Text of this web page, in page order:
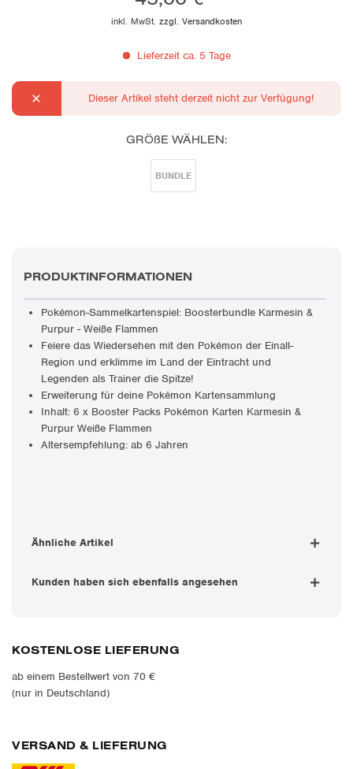
inkl. MwSt. zzgl. Versandkosten
Lieferzeit ca. 5 Tage
Dieser Artikel steht derzeit nicht zur Verfügung!
GRÖßE WÄHLEN:
BUNDLE
PRODUKTINFORMATIONEN
Pokémon-Sammelkartenspiel: Boosterbundle Karmesin &
Purpur - Weiße Flammen
Feiere das Wiedersehen mit den Pokémon der Einall-
Region und erklimme im Land der Eintracht und
Legenden als Trainer die Spitze!
Erweiterung für deine Pokémon Kartensammlung
Inhalt: 6 x Booster Packs Pokémon Karten Karmesin &
Purpur Weiße Flammen
Altersempfehlung: ab 6 Jahren
Ähnliche Artikel
Kunden haben sich ebenfalls angesehen
KOSTENLOSE LIEFERUNG
ab einem Bestellwert von 70 €
(nur in Deutschland)
VERSAND & LIEFERUNG